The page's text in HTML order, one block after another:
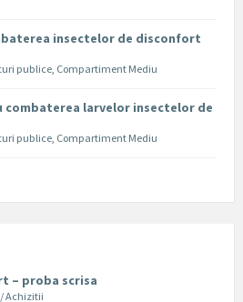
insectelor de disconfort
publice, Compartiment Mediu
combaterea larvelor insectelor de
publice, Compartiment Mediu
– proba scrisa
Achizitii